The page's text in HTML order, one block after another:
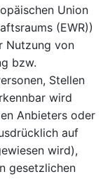
Union
(EWR))
Nutzung von
bzw.
Stellen
wird
Anbieters oder
auf
wird),
gesetzlichen